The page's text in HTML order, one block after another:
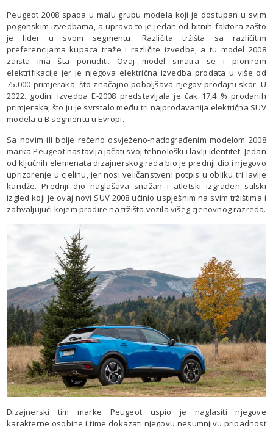
Peugeot 2008 spada u malu grupu modela koji je dostupan u svim
pogonskim izvedbama, a upravo to je jedan od bitnih faktora zašto
je lider u svom segmentu. Različita tržišta sa različitim
preferencijama kupaca traže i različite izvedbe, a tu model 2008
zaista ima šta ponuditi. Ovaj model smatra se i pionirom
elektrifikacije jer je njegova električna izvedba prodata u više od
75.000 primjeraka, što značajno poboljšava njegov prodajni skor. U
2022. godini izvedba E-2008 predstavljala je čak 17,4 % prodanih
primjeraka, što ju je svrstalo među tri najprodavanija električna SUV
modela u B segmentu u Evropi.
Sa novim ili bolje rečeno osvježeno-nadograđenim modelom 2008
marka Peugeot nastavlja jačati svoj tehnološki i lavlji identitet. Jedan
od ključnih elemenata dizajnerskog rada bio je prednji dio i njegovo
uprizorenje u cjelinu, jer nosi veličanstveni potpis u obliku tri lavlje
kandže. Prednji dio naglašava snažan i atletski izgrađen stilski
izgled koji je ovaj novi SUV 2008 učinio uspješnim na svim tržištima i
zahvaljujući kojem prodire na tržišta vozila višeg cjenovnog razreda.
Dizajnerski tim marke Peugeot uspio je naglasiti njegove
karakterne osobine i time dokazati njegovu nesumnjivu pripadnost